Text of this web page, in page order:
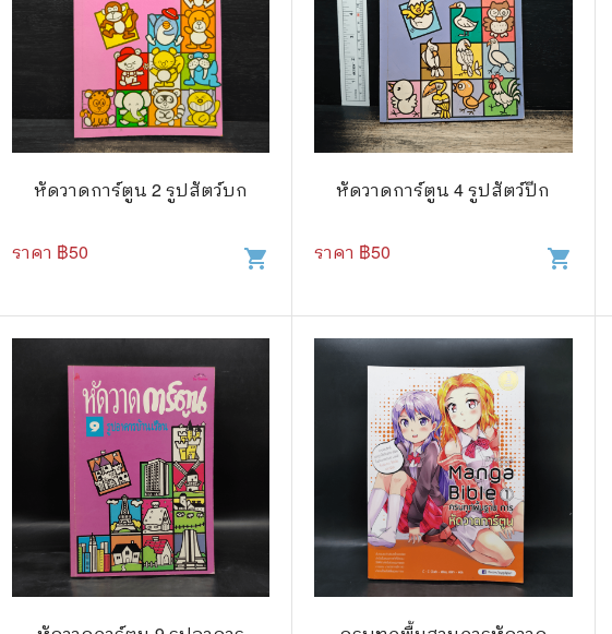
หัดวาดการ์ตูน 2 รูปสัตว์บก
ราคา ฿50 shopping_cart
หัดวาดการ์ตูน 4 รูปสัตว์ปีก
ราคา ฿50 shopping_cart
❤️ รัก โรแมนติก
🎭 ดราม่า ชีวิต เรื่องจริง
💀 ผี สยองขวัญ ระทึกขวัญ
🐾 เกี่ยวกับสัตว์
🎻 การ์ตูนดนตรี
⚔️ ต่อสู้ แอ๊คชั่น
⚽ การ์ตูนกีฬา
🔮 แฟนตาซี
🧗‍♂️ ผจญภัย ท่องเที่ยว
👽 ไซไฟ
☠️ การ์ตูนผีไทย
👩 สนพ.ยอดธิดา
⚽ กีฬา
🎞️ ภาพยนตร์
โมเดล
Gossip ดารา
👙 เซ็กซี่
💄 สุขภาพและความงาม
🏠 แต่งบ้าน
🧳 ท่องเที่ยว
คู่มือเฉลยเกม
เกษตรและธรรมชาติ
แม่และเด็ก
ภาษาศาสตร์
ไอทีและเทคโนโลยี